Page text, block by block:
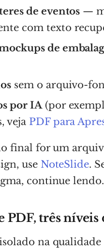
de eventos —
com texto
de
sem o arquivo-
por IA(por
veja PDF para
final for um
use NoteSlide.
continue lendo.
PDF, três
na